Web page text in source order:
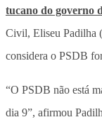
tucano do governo
Civil, Eliseu Padilha
considera o PSDB
“O PSDB não está
dia 9”, afirmou